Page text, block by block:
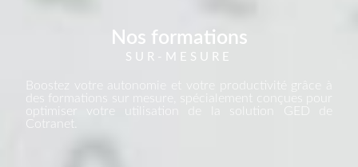
Nos formations
SUR-MESURE
Boostez votre autonomie et votre productivité grâce à
des formations sur mesure, spécialement conçues pour
optimiser votre utilisation de la solution GED de
Cotranet.